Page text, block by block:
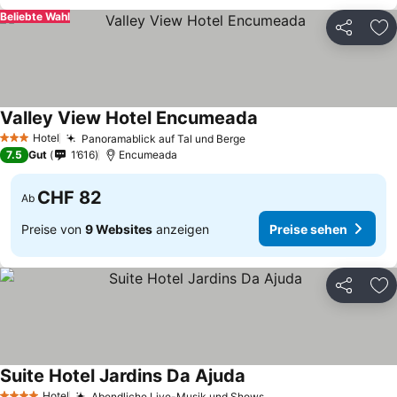
Teilen
Beliebte Wahl
3 SterneHotel Panoramablick auf Tal und BergePreise sehen
Valley View Hotel Encumeada
7.5 Gut 1’616 Encumeada
Ab CHF 82
Preise von 9 Websites anzeigen Preise sehen
Teilen
Suite Hotel Jardins Da Ajuda